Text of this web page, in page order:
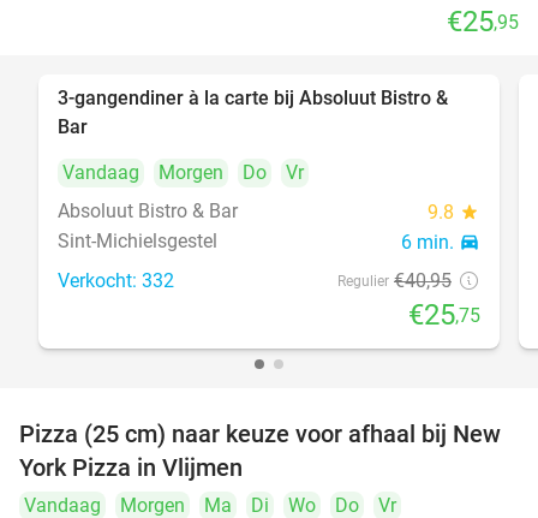
€25,95
37%
3-gangendiner à la carte bij Absoluut Bistro &
Bar
Vandaag
Morgen Do
Vr
Absoluut Bistro & Bar
9.8 star
Sint-Michielsgestel 6 min. directions_car
Verkocht: 332 Regulier €40,95
€25,75
55%
Pizza (25 cm) naar keuze voor afhaal bij New
York Pizza in Vlijmen
Vandaag Morgen Ma Di Wo Do
Vr